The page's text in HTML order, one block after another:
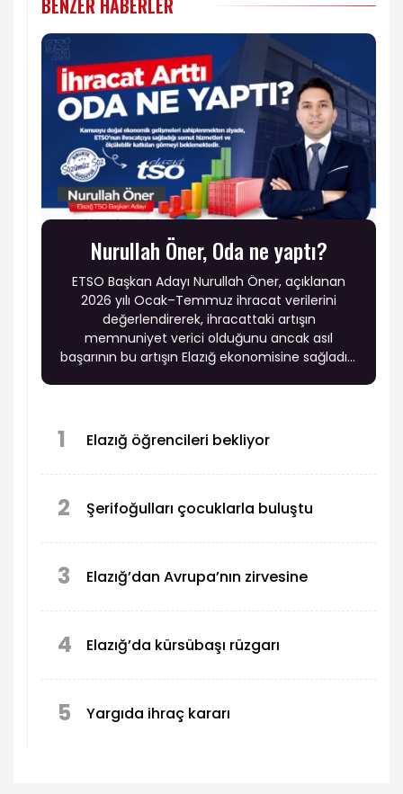
BENZER HABERLER
Nurullah Öner, Oda ne yaptı?
ETSO Başkan Adayı Nurullah Öner, açıklanan
2026 yılı Ocak–Temmuz ihracat verilerini
değerlendirerek, ihracattaki artışın
memnuniyet verici olduğunu ancak asıl
başarının bu artışın Elazığ ekonomisine sağladığı
1 Elazığ öğrencileri bekliyor
2 Şerifoğulları çocuklarla buluştu
3 Elazığ’dan Avrupa’nın zirvesine
4 Elazığ’da kürsübaşı rüzgarı
5 Yargıda ihraç kararı